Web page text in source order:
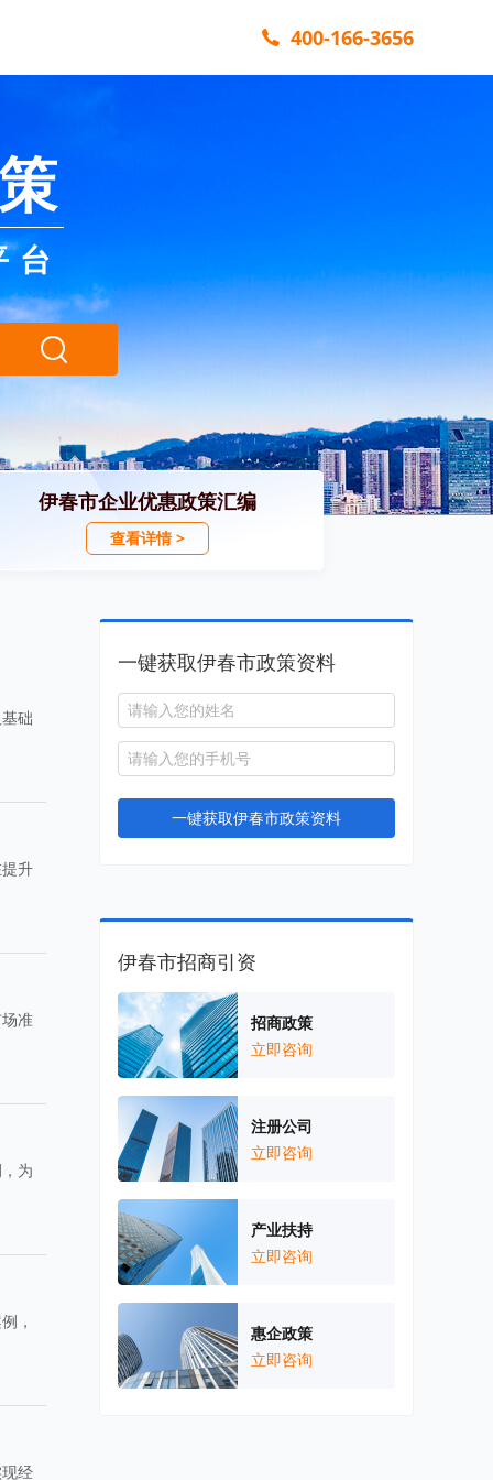
400-166-3656
台
伊春市企业优惠政策汇编
查看详情 >
础
升
准
为
，
经
一键获取伊春市政策资料
一键获取伊春市政策资料
伊春市招商引资
招商政策
立即咨询
注册公司
立即咨询
产业扶持
立即咨询
惠企政策
立即咨询